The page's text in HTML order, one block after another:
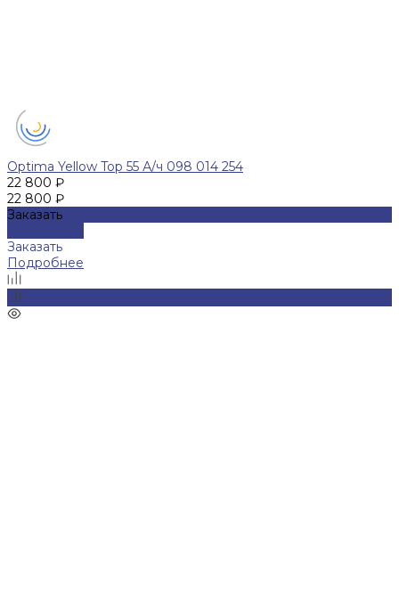
Optima Yellow Top 55 А/ч 098 014 254
22 800 ₽
22 800 ₽
Заказать
Заказать
Подробнее